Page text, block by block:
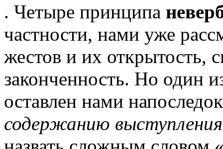
. Четыре принципа
частности, нами уже
жестов и их открытость,
законченность. Но один
оставлен нами
содержанию выступления